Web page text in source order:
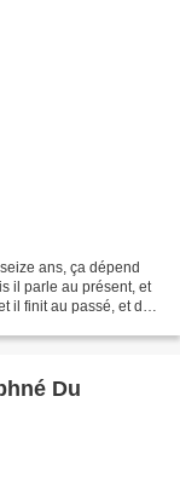
ans, ça dépend
il parle au présent, et
il finit au passé, et des
Du